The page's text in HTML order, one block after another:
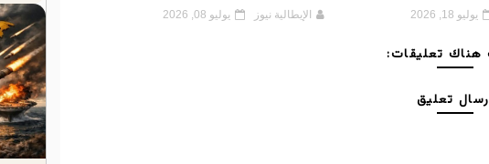
يوليو 18, 2026 الإيطالية نيوز يوليو 08, 2026
تعليقات:
تعليق